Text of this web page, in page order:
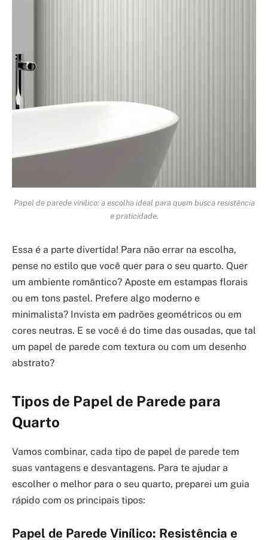
Papel de parede vinílico: a escolha ideal para quem busca resistência
e praticidade.
Essa é a parte divertida! Para não errar na escolha,
pense no estilo que você quer para o seu quarto. Quer
um ambiente romântico? Aposte em estampas florais
ou em tons pastel. Prefere algo moderno e
minimalista? Invista em padrões geométricos ou em
cores neutras. E se você é do time das ousadas, que tal
um papel de parede com textura ou com um desenho
abstrato?
Tipos de Papel de Parede para
Quarto
Vamos combinar, cada tipo de papel de parede tem
suas vantagens e desvantagens. Para te ajudar a
escolher o melhor para o seu quarto, preparei um guia
rápido com os principais tipos:
Papel de Parede Vinílico: Resistência e